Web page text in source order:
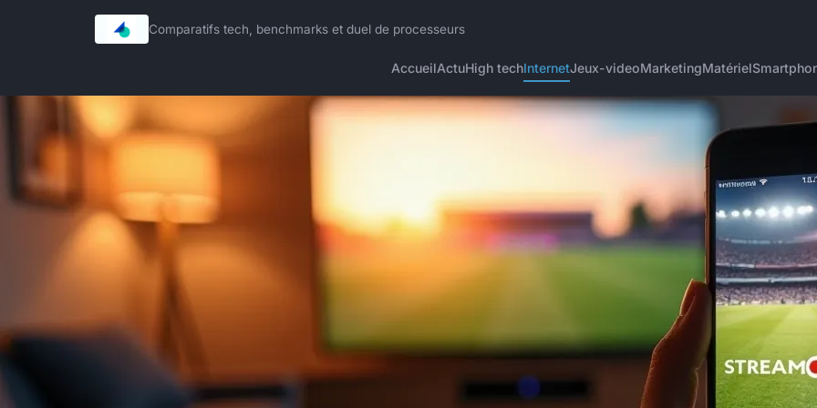
Comparatifs tech, benchmarks et duel de processeurs
AccueilActuHigh techInternetJeux-videoMarketingMatériel